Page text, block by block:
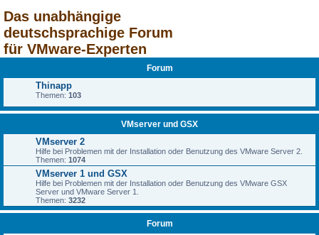
Das unabhängige
deutschsprachige Forum
für VMware-Experten
Forum
Thinapp
Themen: 103
VMserver und GSX
VMserver 2
Hilfe bei Problemen mit der Installation oder Benutzung des VMware Server 2.
Themen: 1074
VMserver 1 und GSX
Hilfe bei Problemen mit der Installation oder Benutzung des VMware GSX
Server und VMware Server 1.
Themen: 3232
Forum